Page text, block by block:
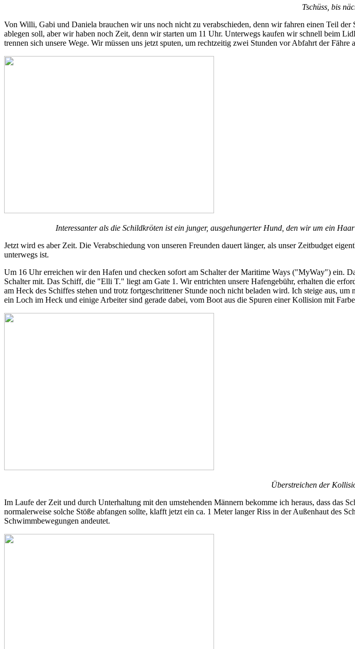
Tschüss, bis
Von Willi, Gabi und Daniela brauchen wir uns noch nicht zu verabschieden, denn wir fahren einen Teil
ablegen soll, aber wir haben noch Zeit, denn wir starten um 11 Uhr. Unterwegs kaufen wir schnell beim
trennen sich unsere Wege. Wir müssen uns jetzt sputen, um rechtzeitig zwei Stunden vor Abfahrt der Fähre
Interessanter als die Schildkröten ist ein junger, ausgehungerter Hund, den wir um ein
Jetzt wird es aber Zeit. Die Verabschiedung von unseren Freunden dauert länger, als unser Zeitbudget
unterwegs ist.
Um 16 Uhr erreichen wir den Hafen und checken sofort am Schalter der Maritime Ways ("MyWay") ein.
Schalter mit. Das Schiff, die "Elli T." liegt am Gate 1. Wir entrichten unsere Hafengebühr, erhalten die
am Heck des Schiffes stehen und trotz fortgeschrittener Stunde noch nicht beladen wird. Ich steige aus,
ein Loch im Heck und einige Arbeiter sind gerade dabei, vom Boot aus die Spuren einer Kollision mit
Überstreichen der
Im Laufe der Zeit und durch Unterhaltung mit den umstehenden Männern bekomme ich heraus, dass
normalerweise solche Stöße abfangen sollte, klafft jetzt ein ca. 1 Meter langer Riss in der Außenhaut des
Schwimmbewegungen andeutet.